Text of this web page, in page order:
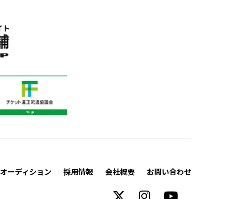
オーディション 採用情報 会社概要 お問い合わせ